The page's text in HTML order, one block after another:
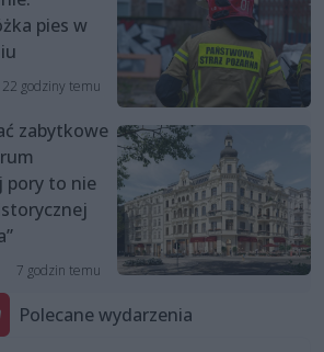
pies w
22 godziny temu
zabytkowe
pory to nie
7 godzin temu
Polecane wydarzenia